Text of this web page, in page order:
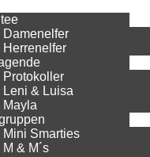
Damenelfer
Herrenelfer
Protokoller
Leni & Luisa
Mayla
Mini Smarties
M & M´s